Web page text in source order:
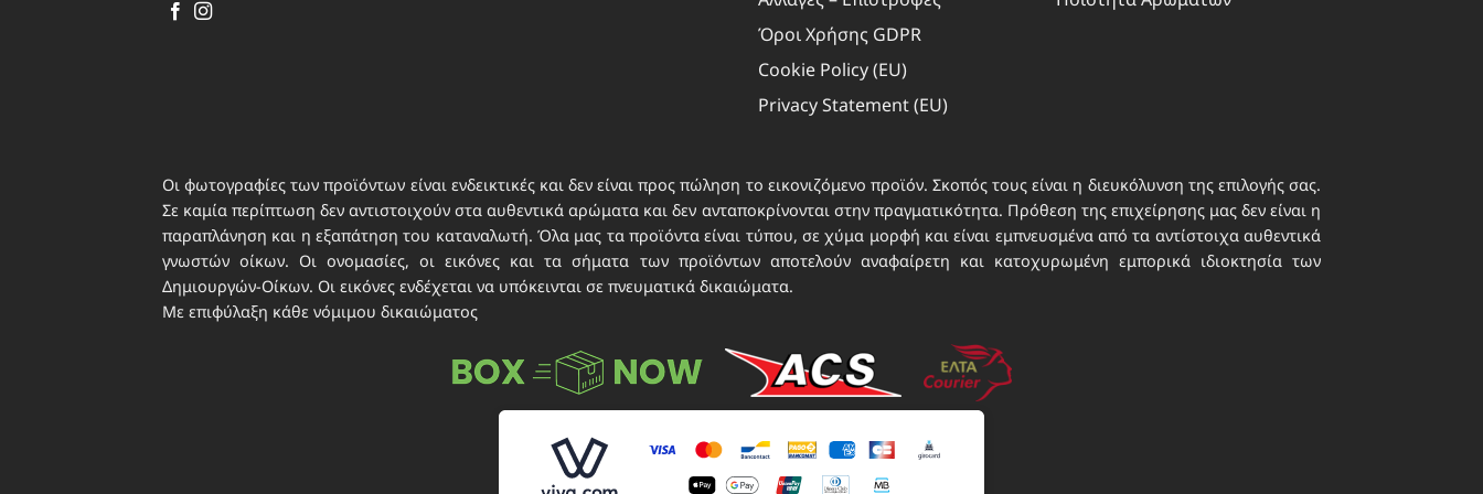
περιεχομένου, Αποθήκευση και επικοινωνία επιλογών
Όροι Χρήσης GDPR
Cookie Policy (EU)
Privacy Statement (EU)
Οι φωτογραφίες των προϊόντων είναι ενδεικτικές και δεν είναι προς πώληση το εικονιζόμενο προϊόν. Σκοπός τους είναι η διευκόλυνση της επιλογής σας.
Σε καμία περίπτωση δεν αντιστοιχούν στα αυθεντικά αρώματα και δεν ανταποκρίνονται στην πραγματικότητα. Πρόθεση της επιχείρησης μας δεν είναι η
παραπλάνηση και η εξαπάτηση του καταναλωτή. Όλα μας τα προϊόντα είναι τύπου, σε χύμα μορφή και είναι εμπνευσμένα από τα αντίστοιχα αυθεντικά
γνωστών οίκων. Οι ονομασίες, οι εικόνες και τα σήματα των προϊόντων αποτελούν αναφαίρετη και κατοχυρωμένη εμπορικά ιδιοκτησία των
Δημιουργών-Οίκων. Οι εικόνες ενδέχεται να υπόκεινται σε πνευματικά δικαιώματα.
Με επιφύλαξη κάθε νόμιμου δικαιώματος